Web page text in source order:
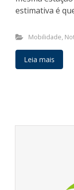
estimativa é
Mobilidade,
Leia mais